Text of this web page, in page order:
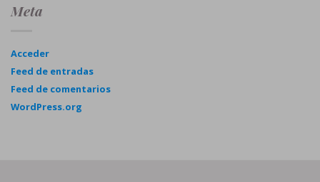
Meta
Acceder
Feed de entradas
Feed de comentarios
WordPress.org